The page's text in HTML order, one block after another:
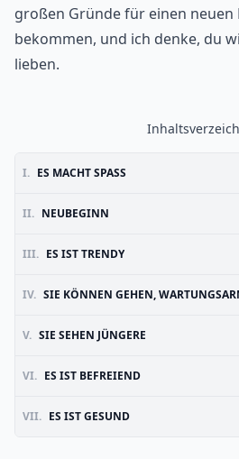
großen Gründe für einen neuen
bekommen, und ich denke, du
lieben.
I. ES MACHT SPASS
II. NEUBEGINN
III. ES IST TRENDY
IV. SIE KÖNNEN GEHEN,
V. SIE SEHEN JÜNGERE
VI. ES IST BEFREIEND
VII. ES IST GESUND